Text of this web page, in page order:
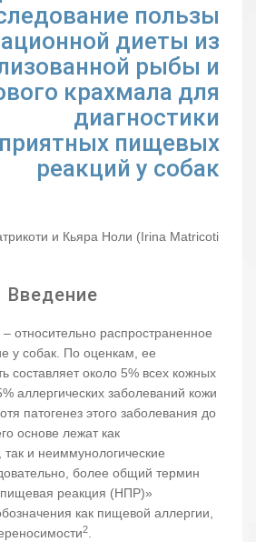
пользы
диеты из
рыбы и
крахмала для
диагностики
пищевых
реакций у собак
и Кьяра Ноли (Irina Matricoti
Введение
относительно распространенное
у собак. По оценкам, ее
составляет около 5% всех кожных
аллергических заболеваний кожи
патогенез этого заболевания до
основе лежат как
и неиммунологические
более общий термин
пищевая реакция (НПР)»
как пищевой аллергии,
2.